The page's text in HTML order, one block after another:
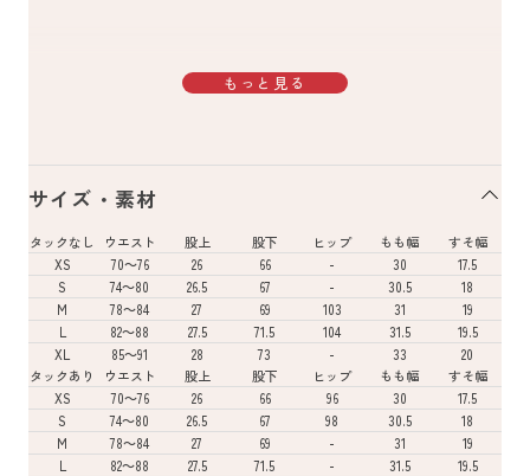
もっと見る
サイズ・素材
タックなし ウエスト 股上 股下 ヒップ もも幅
すそ幅
XS
70～76 26 66 - 30
17.5
S
74～80 26.5 67 - 30.5
18
M
78～84 27 69 103 31
19
L
82～88 27.5 71.5 104 31.5
19.5
XL
85～91 28 73 - 33
20
タックあり
ウエスト 股上 股下 ヒップ もも幅
すそ幅
XS
70～76 26 66 96 30
17.5
S
74～80 26.5 67 98 30.5
18
M
78～84 27 69 - 31
19
L
82～88 27.5 71.5 - 31.5
19.5